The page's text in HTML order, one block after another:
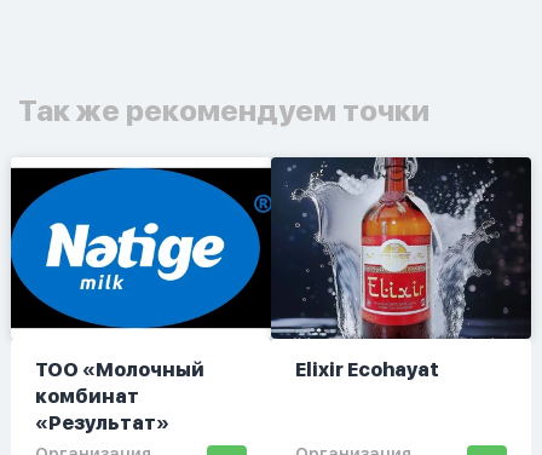
Так же рекомендуем точки
ТОО «Молочный
комбинат
«Результат»
Elixir Ecohayat